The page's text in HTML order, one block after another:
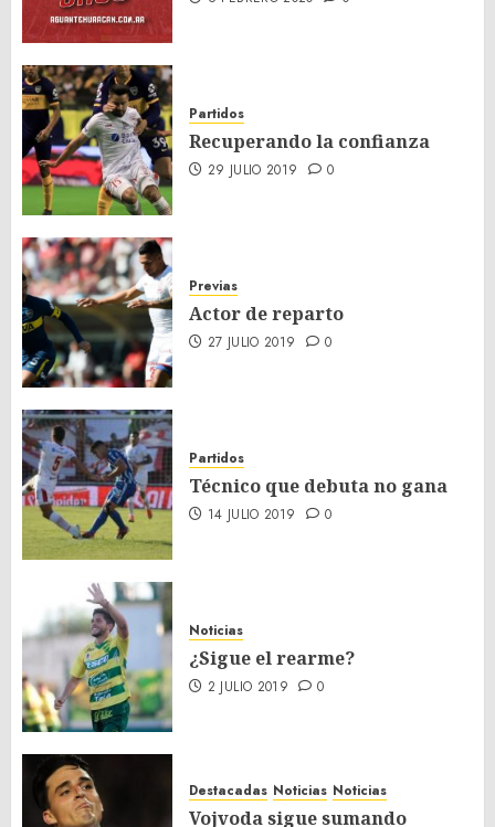
Partidos
Recuperando la confianza
29 JULIO 2019 0
Previas
Actor de reparto
27 JULIO 2019 0
Partidos
Técnico que debuta no gana
14 JULIO 2019 0
Noticias
¿Sigue el rearme?
2 JULIO 2019 0
Destacadas Noticias Noticias
Vojvoda sigue sumando